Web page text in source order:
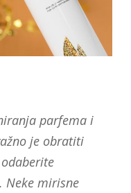
parfema i
je obratiti
Neke mirisne